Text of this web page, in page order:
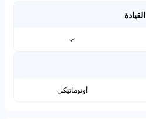
✓
أوتوماتيكي